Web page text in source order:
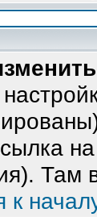
Там
к